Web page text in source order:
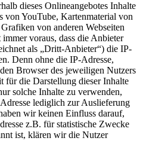
dieses Onlineangebotes Inhalte
YouTube, Kartenmaterial von
von anderen Webseiten
voraus, dass die Anbieter
als „Dritt-Anbieter“) die IP-
Denn ohne die IP-Adresse,
Browser des jeweiligen Nutzers
für die Darstellung dieser Inhalte
solche Inhalte zu verwenden,
lediglich zur Auslieferung
wir keinen Einfluss darauf,
z.B. für statistische Zwecke
ist, klären wir die Nutzer